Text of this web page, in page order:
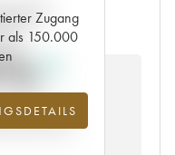
Zugang
als 150.000
der
2016 im
Jahr 2025